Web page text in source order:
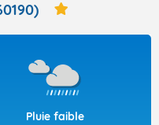
Pluie faible